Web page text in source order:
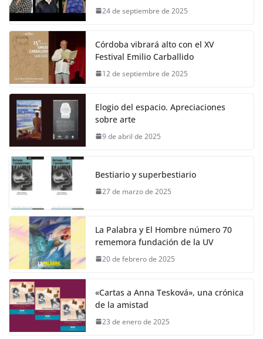
24 de septiembre de 2025
Córdoba vibrará alto con el XV
Festival Emilio Carballido
12 de septiembre de 2025
Elogio del espacio. Apreciaciones
sobre arte
9 de abril de 2025
Bestiario y superbestiario
27 de marzo de 2025
La Palabra y El Hombre número 70
rememora fundación de la UV
20 de febrero de 2025
«Cartas a Anna Tesková», una crónica
de la amistad
23 de enero de 2025